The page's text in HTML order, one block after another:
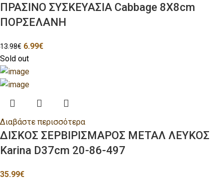
ΠΡΑΣΙΝΟ ΣΥΣΚΕΥΑΣΙΑ Cabbage 8X8cm
ΠΟΡΣΕΛΑΝΗ
13.98€ 6.99€
Sold out
Διαβάστε περισσότερα
ΔΙΣΚΟΣ ΣΕΡΒΙΡΙΣΜΑΡΟΣ ΜΕΤΑΛ ΛΕΥΚΟΣ
Karina D37cm 20-86-497
35.99€